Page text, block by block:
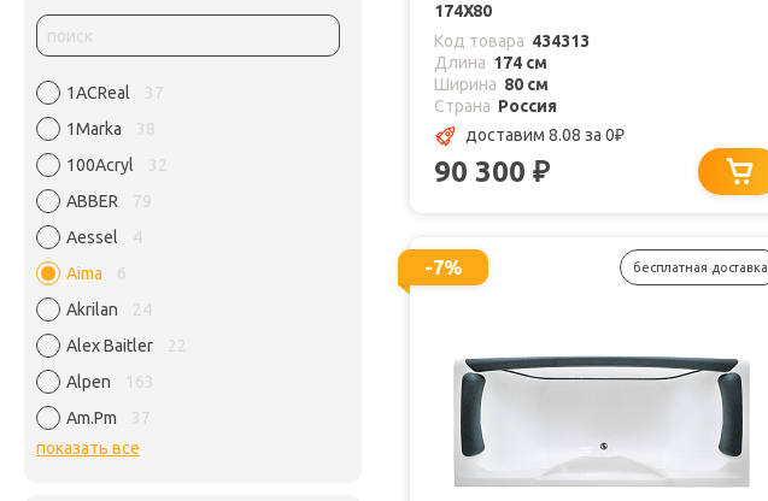
1ACReal
37
1Marka
38
100Acryl
32
ABBER
79
Aessel
4
Aima
6
Akrilan
24
Alex Baitler
22
Alpen
163
Am.Pm
37
показать все
174X80
Код товара 434313
Длина 174 см
Ширина 80 см
Страна Россия
доставим 8.08 за 0₽
90 300 ₽
-7% бесплатная доставка